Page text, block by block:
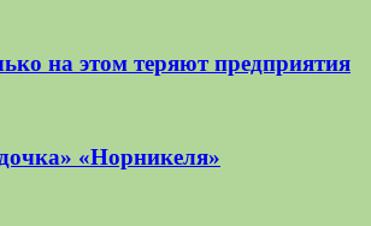
на этом теряют предприятия
«Норникеля»